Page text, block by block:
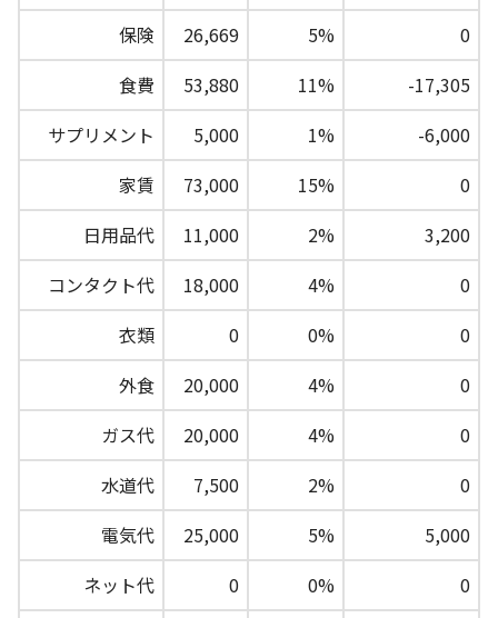
保険
26,669 5%
0
食費
53,880 11%
-17,305
サプリメント
5,000 1%
-6,000
家賃
73,000 15%
0
日用品代
11,000 2%
3,200
コンタクト代
18,000 4%
0
衣類
0 0%
0
外食
20,000 4%
0
ガス代
20,000 4%
0
水道代
7,500 2%
0
電気代
25,000 5%
5,000
ネット代
0 0%
0